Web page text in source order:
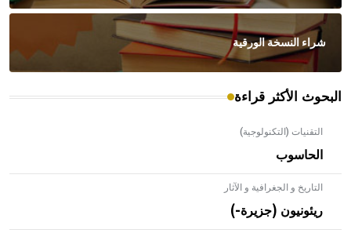
شراء النسخة الورقية
البحوث الأكثر قراءة
التقنيات (التكنولوجية)
الحاسوب
التاريخ و الجغرافية و الآثار
ريئونيون (جزيرة-)